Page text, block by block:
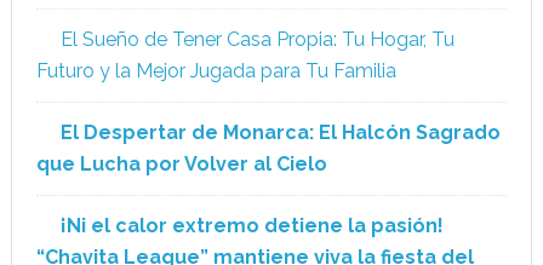
El Sueño de Tener Casa Propia: Tu Hogar, Tu
Futuro y la Mejor Jugada para Tu Familia
El Despertar de Monarca: El Halcón Sagrado
que Lucha por Volver al Cielo
¡Ni el calor extremo detiene la pasión!
“Chavita League” mantiene viva la fiesta del